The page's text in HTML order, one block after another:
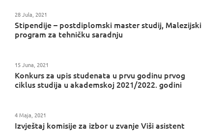
Stipendije – postdiplomski master studij, Malezijski
program za tehničku saradnju
28 Jula, 2021
Konkurs za upis studenata u prvu godinu prvog
ciklus studija u akademskoj 2021/2022. godini
15 Juna, 2021
Izvještaj komisije za izbor u zvanje Viši asistent
4 Maja, 2021